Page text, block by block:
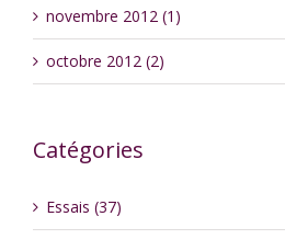
novembre 2012 (1)
octobre 2012 (2)
Catégories
Essais (37)